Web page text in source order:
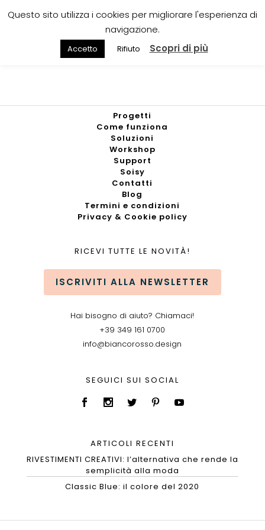
Progetti
Come funziona
Soluzioni
Workshop
Support
Soisy
Contatti
Blog
Termini e condizioni
Privacy & Cookie policy
RICEVI TUTTE LE NOVITÀ!
ISCRIVITI ALLA NEWSLETTER
Hai bisogno di aiuto? Chiamaci!
+39 349 161 0700
info@biancorosso.design
SEGUICI SUI SOCIAL
ARTICOLI RECENTI
RIVESTIMENTI CREATIVI: l’alternativa che rende la
semplicità alla moda
Classic Blue: il colore del 2020
Questo sito utilizza i cookies per migliorare l'esperienza di
navigazione.
Accetto Rifiuto Scopri di più